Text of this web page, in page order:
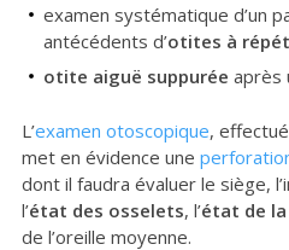
examen systématique d’un
antécédents d’otites à
otite aiguë suppurée après
L’examen otoscopique, effectué
met en évidence une
dont il faudra évaluer le siège,
l’état des osselets, l’état de
de l’oreille moyenne.